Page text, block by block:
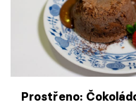
Prostřeno: